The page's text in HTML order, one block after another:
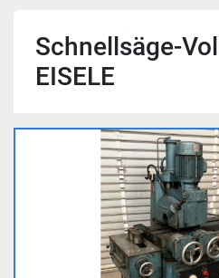
Schnellsäge-
EISELE